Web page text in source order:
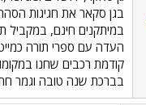
במיתקנים חינם, במקביל
העדה עם ספרי תורה
בברכת שנה טובה וגמר